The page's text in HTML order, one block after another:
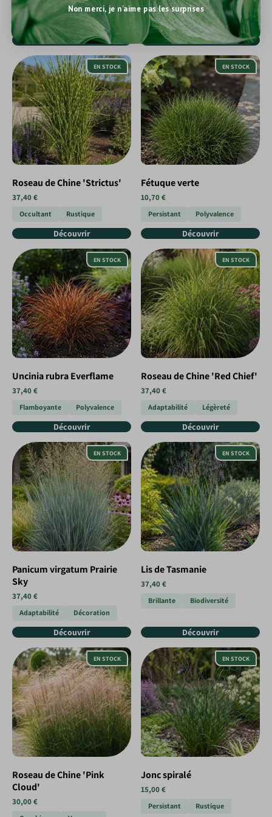
Bleutée Unique
Découvrir
37,40 €
Luminosité Rusticité
Découvrir
EN STOCK
Roseau de Chine 'Strictus'
37,40 €
Occultant Rustique
Découvrir
EN STOCK
Fétuque verte
10,70 €
Persistant Polyvalence
Découvrir
EN STOCK
Uncinia rubra Everflame
37,40 €
Flamboyante Polyvalence
Découvrir
EN STOCK
Roseau de Chine 'Red Chief'
37,40 €
Adaptabilité Légèreté
Découvrir
EN STOCK
Panicum virgatum Prairie
Sky
37,40 €
Adaptabilité Décoration
Découvrir
EN STOCK
Lis de Tasmanie
37,40 €
Brillante Biodiversité
Découvrir
EN STOCK
Roseau de Chine 'Pink
Cloud'
30,00 €
EN STOCK
Jonc spiralé
15,00 €
Persistant Rustique
Non merci, je n'aime pas les surprises